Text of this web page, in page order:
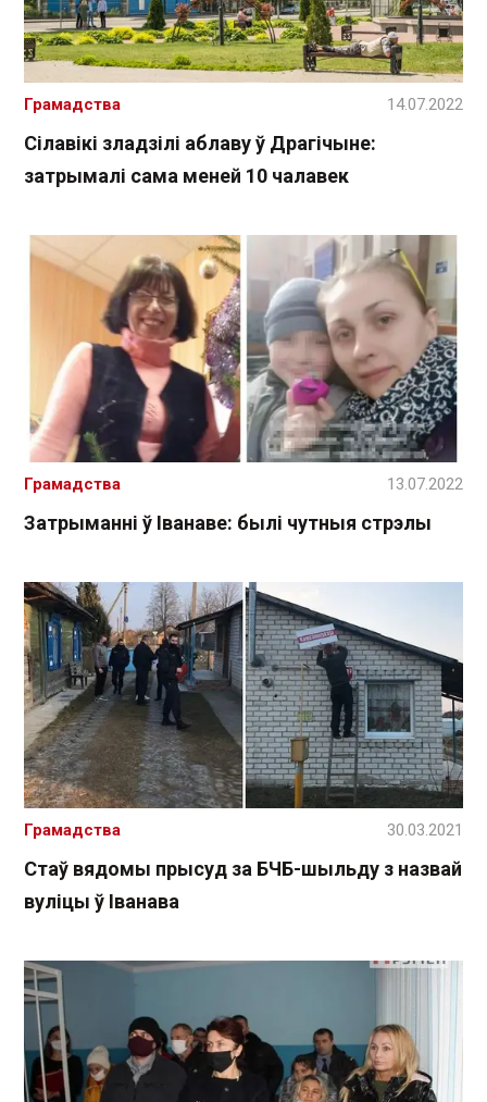
Сілавікі зладзілі аблаву ў Драгічыне:
затрымалі сама меней 10 чалавек
Грамадства 14.07.2022
Затрыманні ў Іванаве: былі чутныя стрэлы
Грамадства 13.07.2022
Стаў вядомы прысуд за БЧБ-шыльду з назвай
вуліцы ў Іванава
Грамадства 30.03.2021